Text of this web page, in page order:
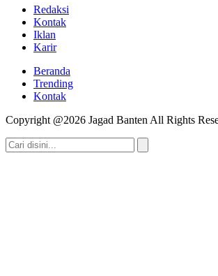
Redaksi
Kontak
Iklan
Karir
Beranda
Trending
Kontak
Copyright @2026 Jagad Banten All Rights